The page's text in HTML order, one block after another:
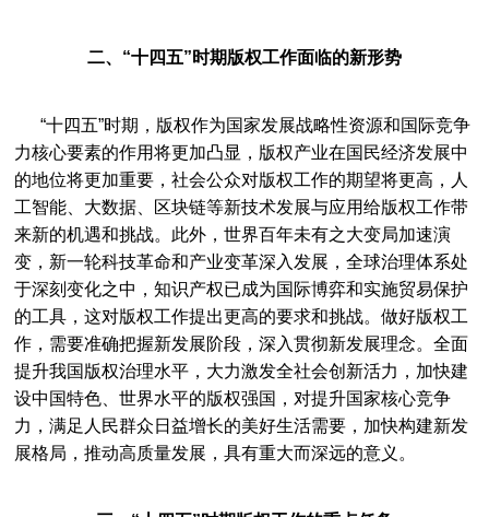
深圳市版权协会成功举办两场专业论坛，推动知识产权意识提升 [2023-04-24]
元宇宙与AI绘画相遇！《不存在美术馆》开启数字艺术新纪元 [2023-04-24]
喜报 | 版权协会获颁5A级社会组织牌匾与证书 [2023-04-14]
喜报 | 市版权协会荣获市社会组织总会“优秀会员单位”称号 [2023-03-24]
行业交流 | 市版权协会助力横岗眼镜知识产权保护工作站筹备 [2023-03-24]
党建活动 | 市版权协会党支部及入党积极分子学习两会精神 [2023-03-24]
深圳市龙岗区人民法院知识产权庭一行莅临我会参观交流 [2023-03-17]
深圳市版权协会第五届会员代表大会第二次会议及春茗会顺利落幕 [2023-02-24]
推动知识产权高质量发展——知识产权意识提升宣传推广会成功召开 [2023-02-24]
推进版权强国建设 ——第十届“深圳版权金奖”颁奖典礼顺利举办 [2023-02-24]
深圳市市场监督管理局关于开展参展作品著作权免费登记服务的通知
二、“十四五”时期版权工作面临的新形势
“十四五”时期，版权作为国家发展战略性资源和国际竞争
力核心要素的作用将更加凸显，版权产业在国民经济发展中
的地位将更加重要，社会公众对版权工作的期望将更高，人
工智能、大数据、区块链等新技术发展与应用给版权工作带
来新的机遇和挑战。此外，世界百年未有之大变局加速演
变，新一轮科技革命和产业变革深入发展，全球治理体系处
于深刻变化之中，知识产权已成为国际博弈和实施贸易保护
的工具，这对版权工作提出更高的要求和挑战。做好版权工
作，需要准确把握新发展阶段，深入贯彻新发展理念。全面
提升我国版权治理水平，大力激发全社会创新活力，加快建
设中国特色、世界水平的版权强国，对提升国家核心竞争
力，满足人民群众日益增长的美好生活需要，加快构建新发
展格局，推动高质量发展，具有重大而深远的意义。